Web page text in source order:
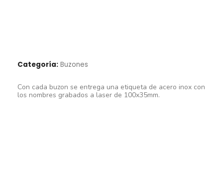
Categoría: Buzones
Con cada buzon se entrega una etiqueta de acero inox con
los nombres grabados a laser de 100x35mm.